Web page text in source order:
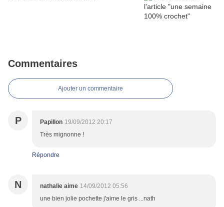
Commentaires
Ajouter un commentaire
P Papillon 19/09/2012 20:17
Très mignonne !
Répondre
N nathalie aime 14/09/2012 05:56
une bien jolie pochette j'aime le gris ...nath